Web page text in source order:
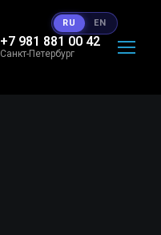
+7 981 881 00 42
Санкт-Петербург
RU EN